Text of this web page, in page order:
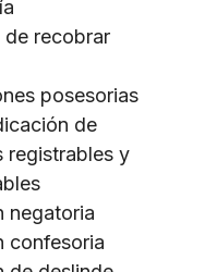
de recobrar
posesorias
de
registrables y
negatoria
confesoria